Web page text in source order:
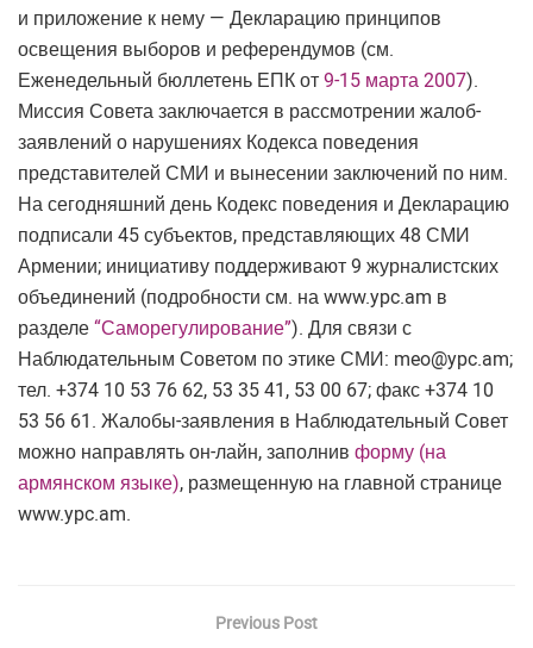
и приложение к нему — Декларацию принципов
освещения выборов и референдумов (см.
Еженедельный бюллетень ЕПК от 9-15 марта 2007).
Миссия Совета заключается в рассмотрении жалоб-
заявлений о нарушениях Кодекса поведения
представителей СМИ и вынесении заключений по ним.
На сегодняшний день Кодекс поведения и Декларацию
подписали 45 субъектов, представляющих 48 СМИ
Армении; инициативу поддерживают 9 журналистских
объединений (подробности см. на www.ypc.am в
разделе “Саморегулирование”). Для связи с
Наблюдательным Советом по этике СМИ: meo@ypc.am;
тел. +374 10 53 76 62, 53 35 41, 53 00 67; факс +374 10
53 56 61. Жалобы-заявления в Наблюдательный Совет
можно направлять он-лайн, заполнив форму (на
армянском языке), размещенную на главной странице
www.ypc.am.
Previous Post